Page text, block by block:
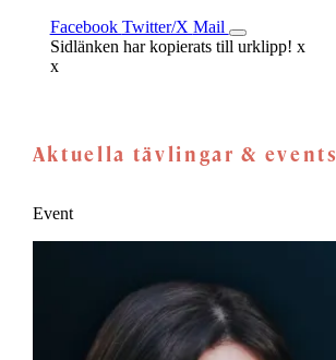
Facebook Twitter/X Mail
Sidlänken har kopierats till urklipp! x
x
Aktuella tävlingar & events
Event